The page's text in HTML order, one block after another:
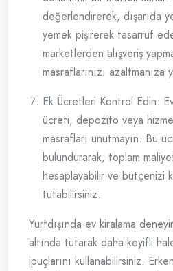
değerlendirerek, dışarıda
yemek pişirerek tasarruf
marketlerden alışveriş
masraflarınızı azaltmanıza
Ek Ücretleri Kontrol Edin:
ücreti, depozito veya
masrafları unutmayın. Bu
bulundurarak, toplam
hesaplayabilir ve bütçenizi
tutabilirsiniz.
Yurtdışında ev kiralama
altında tutarak daha keyifli
ipuçlarını kullanabilirsiniz.